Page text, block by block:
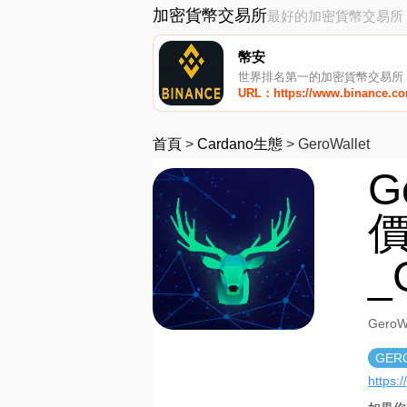
加密貨幣交易所最好的加密貨幣交易所
幣安
世界排名第一的加密貨幣交易所
URL：https://
首頁 > Cardano生態 > GeroWallet